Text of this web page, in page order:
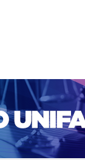
CADASTRO
WEBMAIL